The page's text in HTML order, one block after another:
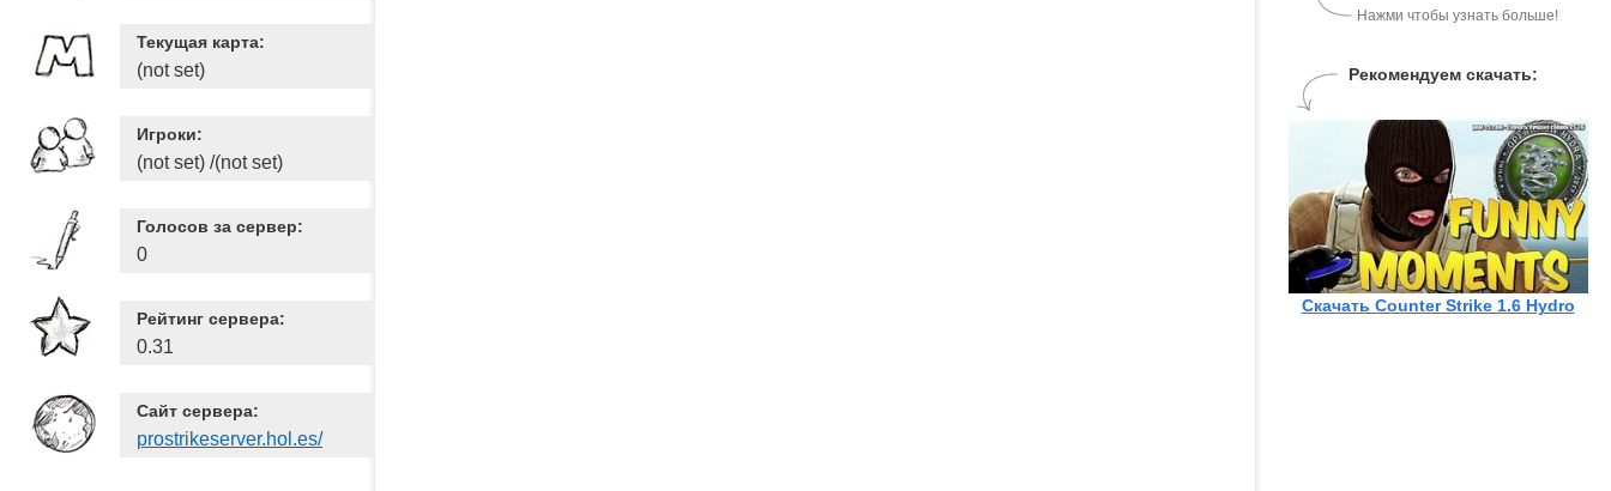
Текущая карта:
(not set)
Игроки:
(not set) /(not set)
Голосов за сервер:
0
Рейтинг сервера:
0.31
Сайт сервера:
prostrikeserver.hol.es/
Нажми чтобы узнать больше!
Рекомендуем скачать:
Скачать Counter Strike 1.6 Hydro